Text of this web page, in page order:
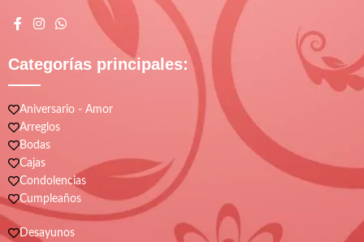
Categorías principales:
Aniversario - Amor
Arreglos
Bodas
Cajas
Condolencias
Cumpleaños
Desayunos